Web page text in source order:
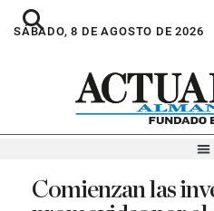
SÁBADO, 8 DE AGOSTO DE 2026
Comienzan las